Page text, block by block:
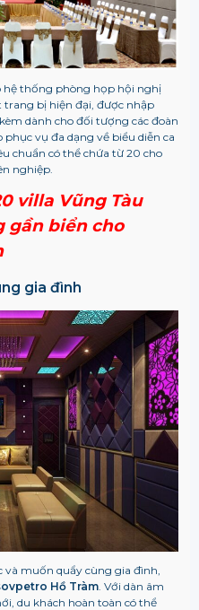
hệ thống phòng họp hội nghị
bị hiện đại, được nhập
dành cho đối tượng các đoàn
vụ đa dạng về biểu diễn ca
chuẩn có thể chứa từ 20 cho
nghiệp.
villa Vũng Tàu
gần biển cho
gia đình
và muốn quẩy cùng gia đình,
Hồ Tràm. Với dàn âm
du khách hoàn toàn có thể